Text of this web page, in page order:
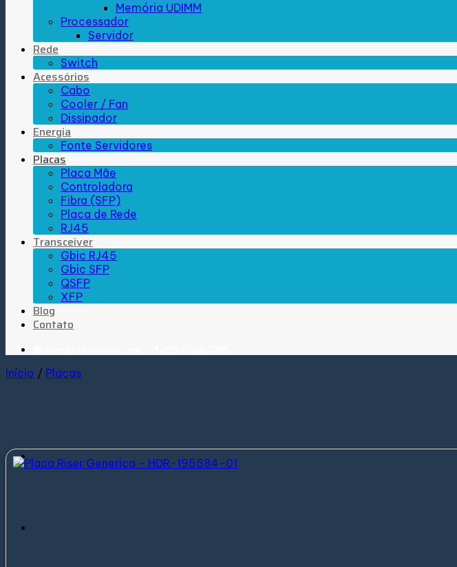
Memória UDIMM
Processador
Servidor
Rede
Switch
Acessórios
Cabo
Cooler / Fan
Dissipador
Energia
Fonte Servidores
Placas
Placa Mãe
Controladora
Fibra (SFP)
Placa de Rede
RJ45
Transceiver
Gbic RJ45
Gbic SFP
QSFP
XFP
Blog
Contato
Início / Placas